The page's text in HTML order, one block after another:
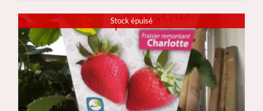
Stock épuisé